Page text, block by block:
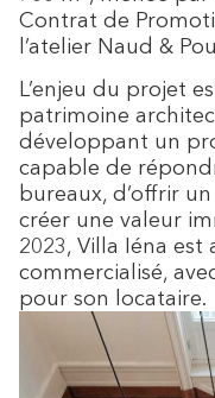
Contrat de
l’atelier Naud &
L’enjeu du projet
patrimoine
développant un
capable de
bureaux, d’offrir
créer une valeur
2023, Villa Iéna est
commercialisé,
pour son locataire.